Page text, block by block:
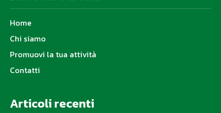
Home
Chi siamo
Promuovi la tua attività
Contatti
Articoli recenti